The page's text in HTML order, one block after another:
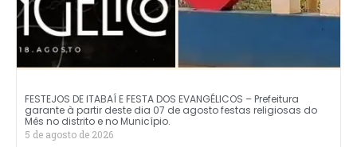
FESTEJOS DE ITABAÍ E FESTA DOS EVANGÉLICOS – Prefeitura
garante à partir deste dia 07 de agosto festas religiosas do
Mês no distrito e no Município.
5 de agosto de 2026